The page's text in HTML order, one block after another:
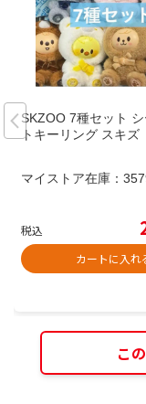
SKZOO 7種セット
トキーリング スキズ
マイストア在庫：
税込
カートに入れ
こ